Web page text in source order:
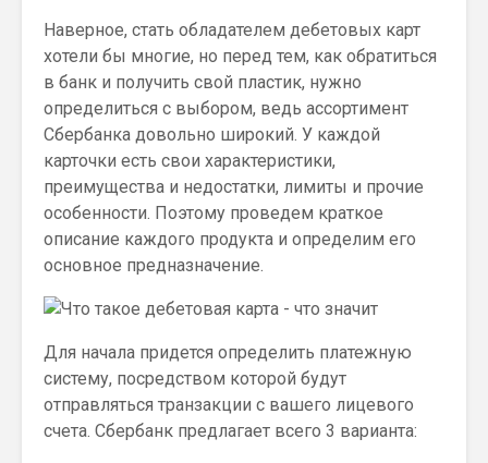
Наверное, стать обладателем дебетовых карт
хотели бы многие, но перед тем, как обратиться
в банк и получить свой пластик, нужно
определиться с выбором, ведь ассортимент
Сбербанка довольно широкий. У каждой
карточки есть свои характеристики,
преимущества и недостатки, лимиты и прочие
особенности. Поэтому проведем краткое
описание каждого продукта и определим его
основное предназначение.
Для начала придется определить платежную
систему, посредством которой будут
отправляться транзакции с вашего лицевого
счета. Сбербанк предлагает всего 3 варианта: